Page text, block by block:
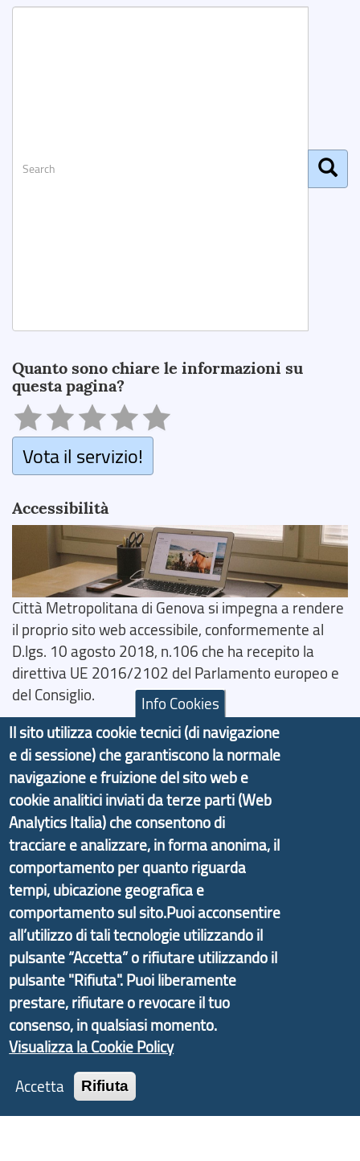
Quanto sono chiare le informazioni su
questa pagina?
Vota il servizio!
Accessibilità
Città Metropolitana di Genova si impegna a rendere
il proprio sito web accessibile, conformemente al
D.lgs. 10 agosto 2018, n.106 che ha recepito la
direttiva UE 2016/2102 del Parlamento europeo e
del Consiglio.
Dichiarazione di Accessibilità
Il progetto Aree Interne
Il portale di marketing territoriale e sviluppo locale
di Genova Città Metropolitana si è sviluppato a
partire dal progetto nazionale Aree Interne
promosso dal Dipartimento per lo Sviluppo
Economico e finalizzato al rilancio socio-economico
delle valli dell’entroterra. In particolare fornisce
informazioni ed aggiornamenti sulla
d'Area Antola-Tigullio, in collaborazione con Regione
Liguria ed ANCI Liguria.
Copyright © 2017 Città metropolitana di Genova |
Info Cookies
Il sito utilizza cookie tecnici (di navigazione
e di sessione) che garantiscono la normale
navigazione e fruizione del sito web e
cookie analitici inviati da terze parti (Web
Analytics Italia) che consentono di
tracciare e analizzare, in forma anonima, il
comportamento per quanto riguarda
tempi, ubicazione geografica e
comportamento sul sito.Puoi acconsentire
all’utilizzo di tali tecnologie utilizzando il
pulsante “Accetta” o rifiutare utilizzando il
pulsante "Rifiuta". Puoi liberamente
prestare, rifiutare o revocare il tuo
consenso, in qualsiasi momento.
Visualizza la Cookie Policy
Accetta
Rifiuta